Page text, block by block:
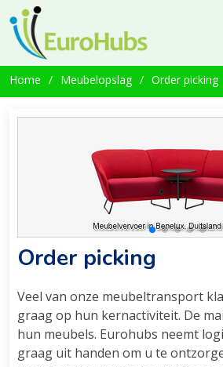
Home Meubelopslag Order picking
Order picking
Veel van onze meubeltransport
graag op hun kernactiviteit. De
hun meubels. Eurohubs neemt
graag uit handen om u te